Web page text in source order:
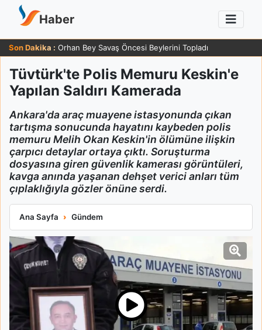
Haber
Son Dakika : Orhan Bey Savaş Öncesi Beylerini Topladı
Tüvtürk'te Polis Memuru Keskin'e
Yapılan Saldırı Kamerada
Ankara'da araç muayene istasyonunda çıkan
tartışma sonucunda hayatını kaybeden polis
memuru Melih Okan Keskin'in ölümüne ilişkin
çarpıcı detaylar ortaya çıktı. Soruşturma
dosyasına giren güvenlik kamerası görüntüleri,
kavga anında yaşanan dehşet verici anları tüm
çıplaklığıyla gözler önüne serdi.
Ana Sayfa Gündem
Tüvtürk'te Polis Memuru Keskin'e Yapılan Saldırı Kamerada